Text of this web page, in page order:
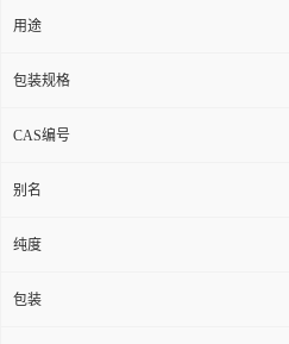
用途
包装规格
CAS编号
别名
纯度
包装